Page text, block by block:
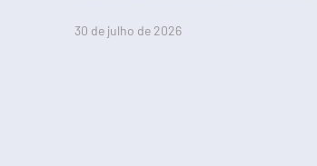
30 de julho de 2026